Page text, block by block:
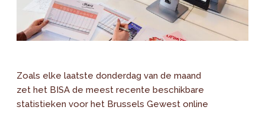
Zoals elke laatste donderdag van de maand
zet het BISA de meest recente beschikbare
statistieken voor het Brussels Gewest online